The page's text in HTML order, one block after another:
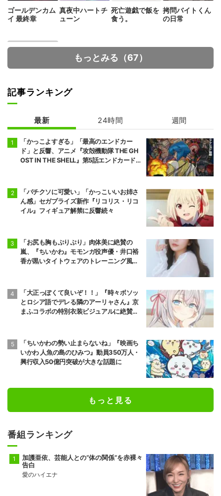
ゴールデンカム
イ 最終章
真夜中ハートチ
ューン
死亡遊戯で飯を
食う。
拷問バイトくん
の日常
【推しの子】 3
期
もっとみる（67）
記事ランキング
最新 24時間 週間
「かっこよすぎる」「最高のエンドカー
ド」と反響、アニメ『攻殻機動隊 THE GH
OST IN THE SHELL』第5話エンドカード公
「バチクソに可愛い」「かっこいいお姉さ
ん感」セガプライズ新作『リコリス・リコ
イル』フィギュア解禁に反響続々
「お尻も胸もぷりぷり」肉体美に絶賛の
嵐、『ちいかわ』モモンガ役声優・井口裕
香が黒いタイトウェアのトレーニング風景
「大正っぽくて良いぞ！！」『時々ボソッ
とロシア語でデレる隣のアーリャさん』京
まふコラボの特別衣装ビジュアルに絶賛の
「ちいかわの勢い止まらないね」『映画ち
いかわ 人魚の島のひみつ』動員350万人・
興行収入50億円突破が大きな話題に
もっと見る
番組ランキング
加護亜依、芸能人との“体の関係”を赤裸々
告白
愛のハイエナ